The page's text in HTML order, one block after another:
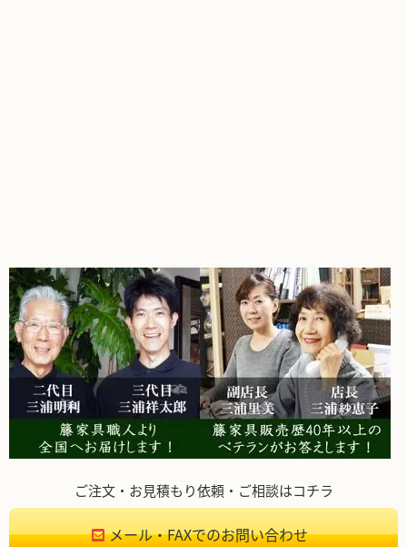
ご注文・お見積もり依頼・ご相談はコチラ
メール・FAXでのお問い合わせ